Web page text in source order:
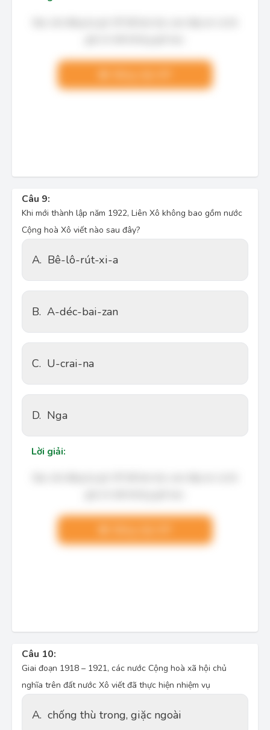
Câu 9:
Khi mới thành lập năm 1922, Liên Xô không bao gồm nước
Cộng hoà Xô viết nào sau đây?
A. Bê-lô-rút-xi-a
B. A-déc-bai-zan
C. U-crai-na
D. Nga
Lời giải:
Câu 10:
Giai đoạn 1918 – 1921, các nước Cộng hoà xã hội chủ
nghĩa trên đất nước Xô viết đã thực hiện nhiệm vụ
A. chống thù trong, giặc ngoài